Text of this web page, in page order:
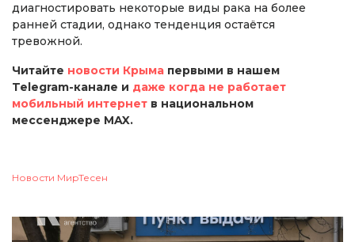
диагностировать некоторые виды рака на более
ранней стадии, однако тенденция остаётся
тревожной.
Читайте новости Крыма первыми в нашем
Telegram-канале и даже когда не работает
мобильный интернет в национальном
мессенджере MAX.
Новости МирТесен